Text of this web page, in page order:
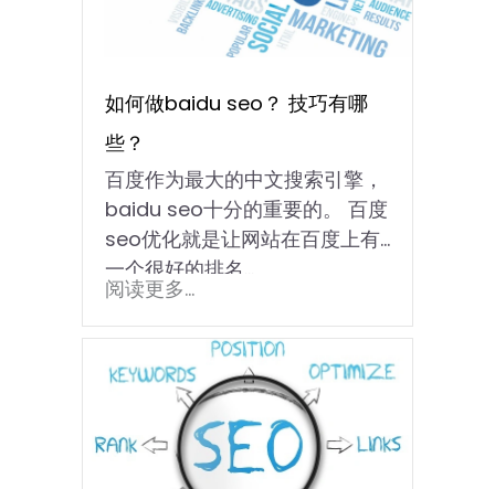
如何做baidu seo？ 技巧有哪
些？
百度作为最大的中文搜索引擎，
baidu seo十分的重要的。 百度
seo优化就是让网站在百度上有
一个很好的排名...
阅读更多...